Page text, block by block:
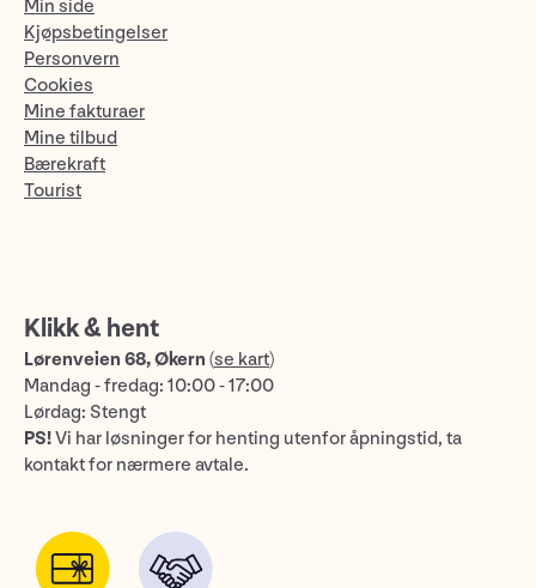
Min side
Kjøpsbetingelser
Personvern
Cookies
Mine fakturaer
Mine tilbud
Bærekraft
Tourist
Klikk & hent
Lørenveien 68, Økern (se kart)
Mandag - fredag: 10:00 - 17:00
Lørdag: Stengt
PS!Vi har løsninger for henting utenfor åpningstid, ta
kontakt for nærmere avtale.